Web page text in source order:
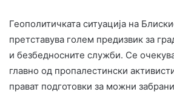
Геополитичката ситуација на
претставува голем предизвик за
и безбедносните служби. Се
главно од пропалестински
прават подготовки за можни